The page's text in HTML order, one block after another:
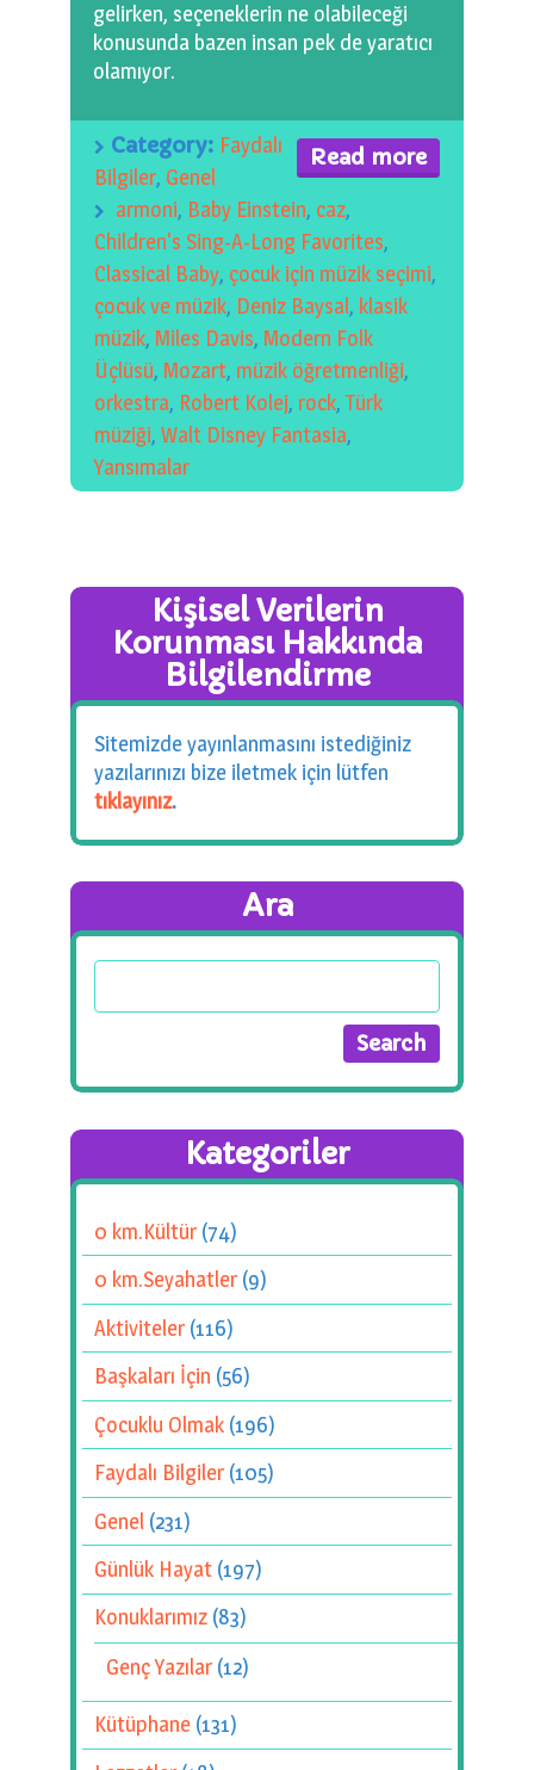
gelirken, seçeneklerin ne olabileceği
konusunda bazen insan pek de yaratıcı
olamıyor.
Read more
Category: Faydalı
Bilgiler, Genel
armoni, Baby Einstein, caz,
Children's Sing-A-Long Favorites,
Classical Baby, çocuk için müzik seçimi,
çocuk ve müzik, Deniz Baysal, klasik
müzik, Miles Davis, Modern Folk
Üçlüsü, Mozart, müzik öğretmenliği,
orkestra, Robert Kolej, rock,Türk
müziği, Walt Disney Fantasia,
Yansımalar
Kişisel Verilerin
Korunması Hakkında
Bilgilendirme
Sitemizde yayınlanmasını istediğiniz
yazılarınızı bize iletmek için lütfen
tıklayınız.
Ara
Kategoriler
0 km.Kültür(74)
0 km.Seyahatler(9)
Aktiviteler(116)
Başkaları İçin (56)
Çocuklu Olmak (196)
Faydalı Bilgiler(105)
Genel (231)
Günlük Hayat (197)
Konuklarımız (83)
Genç Yazılar(12)
Kütüphane (131)